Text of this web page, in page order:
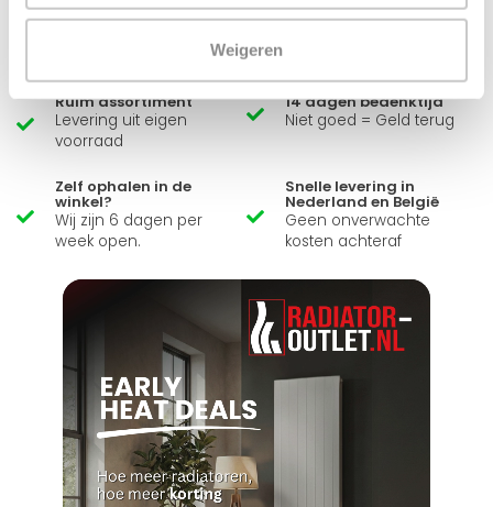
Weigeren
Ruim assortiment
Levering uit eigen
voorraad
14 dagen bedenktijd
Niet goed = Geld terug
Zelf ophalen in de
winkel?
Wij zijn 6 dagen per
week open.
Snelle levering in
Nederland en België
Geen onverwachte
kosten achteraf